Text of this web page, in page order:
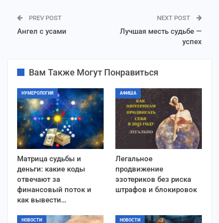
PREV POST
Ангел с усами
NEXT POST
Лучшая месть судьбе —
успех
Вам Также Могут Понравиться
НУМЕРОЛОГИЯ
Матрица судьбы и
деньги: какие коды
отвечают за
финансовый поток и
как вывести…
АФИША
Легальное
продвижение
эзотериков без риска
штрафов и блокировок
НОВОСТИ НОВОСТИ